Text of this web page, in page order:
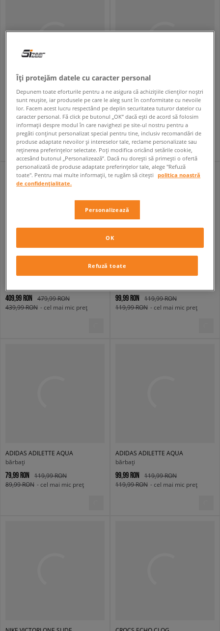
CHAMPION SOFT SLIPPER II
bărbați
99,99 RON
139,99 RON
129,99 RON
- cel mai mic preț
NIKE VICTORI ONE SLIDE
bărbați
139,99 RON
169,99 RON
149,99 RON
- cel mai mic preț
BIRKENSTOCK ARIZONA BS
409,99 RON
479,99 RON
439,99 RON - cel mai mic preț
ADIDAS ADILETTE AQUA
99,99 RON
119,99 RON
119,99 RON - cel mai mic preț
ADIDAS ADILETTE AQUA
bărbați
79,99 RON
119,99 RON
89,99 RON - cel mai mic preț
ADIDAS ADILETTE AQUA
bărbați
99,99 RON
119,99 RON
119,99 RON - cel mai mic preț
Îți protejăm datele cu caracter personal
Depunem toate eforturile pentru a ne asigura că achizițiile clienților noștri
sunt reușite, iar produsele pe care le aleg sunt în conformitate cu nevoile
lor. Facem acest lucru respectând pe deplin securitatea tuturor datelor cu
caracter personal. Fă click pe butonul „OK” dacă ești de acord să folosim
informații despre modul în care navighezi pe site-ul nostru pentru a
pregăti conținut personalizat special pentru tine, inclusiv recomandări de
produse adaptate nevoilor și intereselor tale, reclame personalizate sau
reținerea preferințelor selectate. Poți modifica oricând setările cookie,
accesând butonul „Personalizează”. Dacă nu dorești să primești o ofertă
personalizată de produse adaptate preferințelor tale, alege "Refuză
toate". Pentru mai multe informații, te rugăm să citești
politica noastră
de confidențialitate.
Personalizează
Refuză toate
OK